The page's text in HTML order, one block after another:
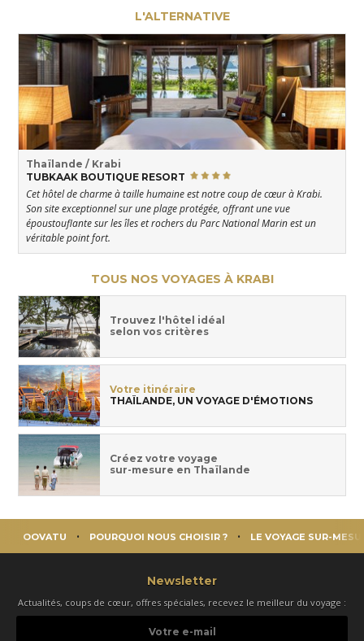
L'ALTERNATIVE
Thaïlande / Krabi
TUBKAAK BOUTIQUE RESORT
Cet hôtel de charme à taille humaine est notre coup de cœur à Krabi.
Son site exceptionnel sur une plage protégée, offrant une vue
époustouflante sur les îles et rochers du Parc National Marin est un
véritable point fort.
TOUS NOS VOYAGES À KRABI
Trouvez l'hôtel idéal
selon vos critères
Votre itinéraire
THAÏLANDE, UN VOYAGE D'ÉMOTIONS
Créez votre voyage
sur-mesure en Thaïlande
OOVATU POURQUOI NOUS CHOISIR ? LE VOYAGE SUR-
Newsletter
Actualités, coups de cœur, offres spéciales, recevez le meilleur du voyage :